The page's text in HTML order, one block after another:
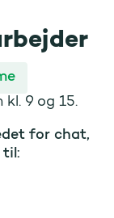
9 og 15.
for chat,
til: